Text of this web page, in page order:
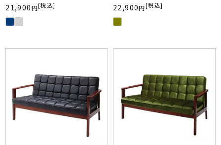
21,900 税込 22,900 税込